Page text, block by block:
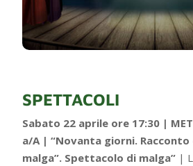
SPETTACOLI
Sabato 22 aprile ore 17:30 |
a/A | “Novanta giorni.
malga”. Spettacolo di malga” |